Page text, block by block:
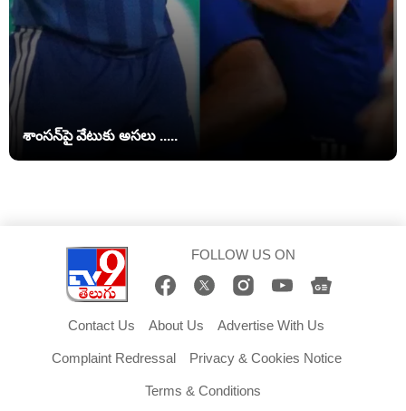
శాంసన్‌పై వేటుకు అసలు .....
FOLLOW US ON
Contact Us About Us Advertise With Us
Complaint Redressal Privacy & Cookies Notice
Terms & Conditions